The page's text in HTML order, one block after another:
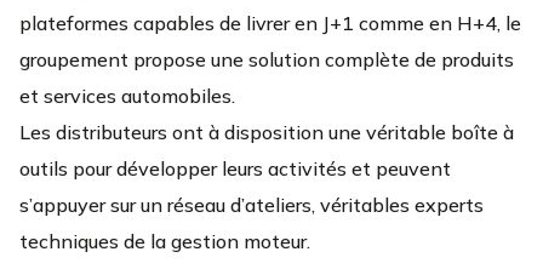
plateformes capables de livrer en J+1 comme en H+4, le
groupement propose une solution complète de produits
et services automobiles.
Les distributeurs ont à disposition une véritable boîte à
outils pour développer leurs activités et peuvent
s’appuyer sur un réseau d’ateliers, véritables experts
techniques de la gestion moteur.